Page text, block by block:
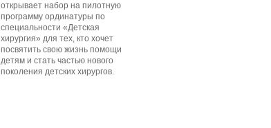
открывает набор на пилотную
программу ординатуры по
специальности «Детская
хирургия» для тех, кто хочет
посвятить свою жизнь помощи
детям и стать частью нового
поколения детских хирургов.